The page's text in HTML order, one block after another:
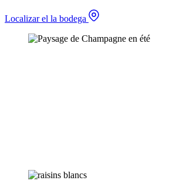
Localizar el la bodega